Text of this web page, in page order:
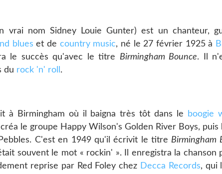
vrai nom Sidney Louie Gunter) est un chanteur,
blues et de country music, né le 27 février 1925 à
le succès qu'avec le titre Birmingham Bounce. Il
du rock 'n' roll .
à Birmingham où il baigna très tôt dans le boogie
le groupe Happy Wilson's Golden River Boys, puis
C'est en 1949 qu'il écrivit le titre Birmingham
souvent le mot « rockin' ». Il enregistra la chanson
reprise par Red Foley chez Decca Records, qui